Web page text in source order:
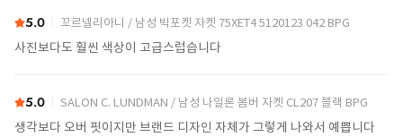
5.0 꼬르넬리아니 / 남성 빅포켓 자켓 75XET4 5120123 042 BPG
사진보다도 훨씬 색상이 고급스럽습니다
5.0 SALON C. LUNDMAN / 남성 나일론 봄버 자켓 CL207 블랙 BPG
생각보다 오버 핏이지만 브랜드 디자인 자체가 그렇게 나와서 예쁩니다